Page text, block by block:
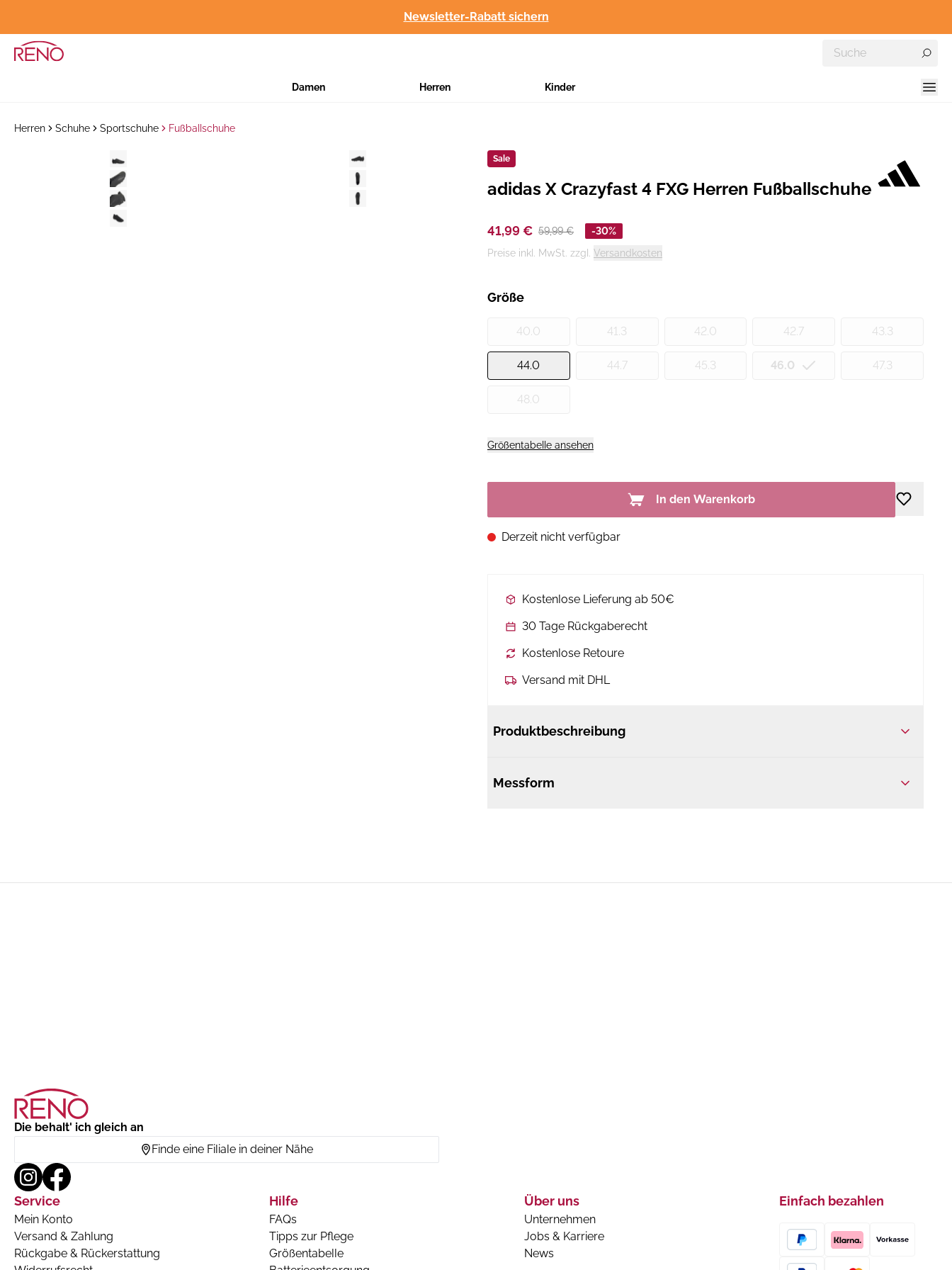
Newsletter-Rabatt sichern
Damen Herren Kinder
Herren Schuhe Sportschuhe Fußballschuhe
Sale
Hersteller:
adidas X Crazyfast 4 FXG Herren Fußballschuhe
41,99 € 59,99 €
-30%
Preise inkl. MwSt. zzgl. Versandkosten
Größe
40.0 41.3 42.0 42.7 43.3
44.0 44.7 45.3 46.0 47.3
48.0
Größentabelle ansehen
In den Warenkorb
Derzeit nicht verfügbar
Kostenlose Lieferung ab 50€
30 Tage Rückgaberecht
Kostenlose Retoure
Versand mit DHL
Produktbeschreibung
Messform
Die behalt' ich gleich an
Finde eine Filiale in deiner Nähe
Service
Mein Konto
Versand & Zahlung
Rückgabe & Rückerstattung
Hilfe
FAQs
Tipps zur Pflege
Größentabelle
Über uns
Unternehmen
Jobs & Karriere
News
Einfach bezahlen